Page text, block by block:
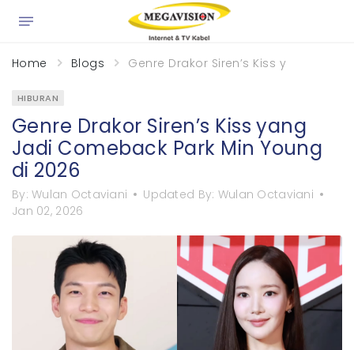
Home Blogs Genre Drakor Siren’s Kiss yang Jadi
HIBURAN
Genre Drakor Siren’s Kiss yang
Jadi Comeback Park Min Young
di 2026
By:Wulan Octaviani Updated By: Wulan Octaviani
Jan 02, 2026